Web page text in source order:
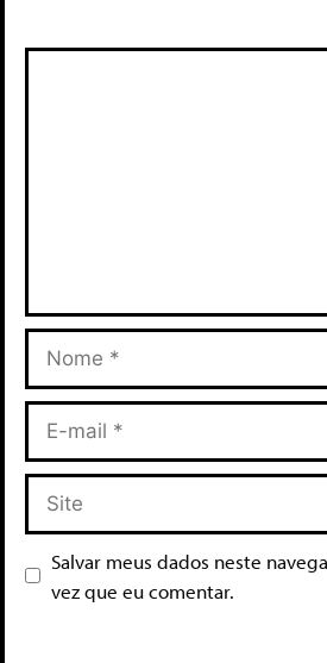
Salvar meus dados neste
vez que eu comentar.